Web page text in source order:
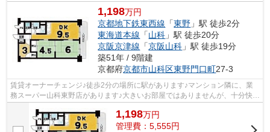
1,198万円
京都地下鉄東西線 「東野 」駅 徒歩2分
東海道本線 「山科 」駅 徒歩20分
京阪京津線 「京阪山科 」駅 徒歩19分
築51年 / 9階建
京都府京都市山科区東野門口町27-3
賃貸オーナーチェンジ♪徒歩2分の場所に駅があります♪マンション隣に、業
務スーパー山科東野店があります♪大きいお部屋ではありませんが、十分快適
1,198万円
管理費：5,555円